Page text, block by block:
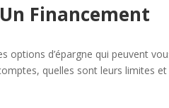
Financement
options d’épargne qui peuvent
quelles sont leurs limites et